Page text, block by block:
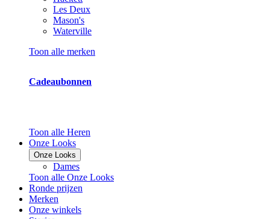
Les Deux
Mason's
Waterville
Toon alle merken
Cadeaubonnen
Toon alle Heren
Onze Looks
Onze Looks
Dames
Toon alle Onze Looks
Ronde prijzen
Merken
Onze winkels